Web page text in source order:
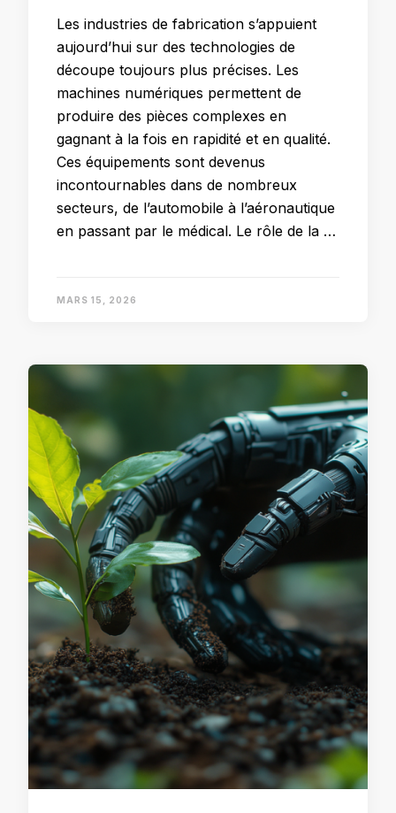
Les industries de fabrication s’appuient
aujourd’hui sur des technologies de
découpe toujours plus précises. Les
machines numériques permettent de
produire des pièces complexes en
gagnant à la fois en rapidité et en qualité.
Ces équipements sont devenus
incontournables dans de nombreux
secteurs, de l’automobile à l’aéronautique
en passant par le médical. Le rôle de la …
MARS 15, 2026